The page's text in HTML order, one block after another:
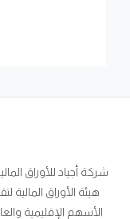
شركة أجياد للأوراق
هيئة الأوراق
الأسهم الإقليمية